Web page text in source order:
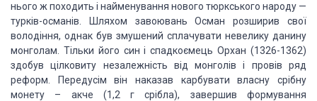
нього ж походить і найменування нового тюркського народу —
турків-османів.
Шляхом завоювань Осман розширив свої
володіння, однак був змушений сплачувати невелику данину
монголам. Тільки його син і спадкоємець Орхан (1326-1362)
здобув цілковиту незалежність від монголів і провів ряд
реформ. Передусім він наказав карбувати власну срібну
монету – акче (1,2 г срібла), завершив формування